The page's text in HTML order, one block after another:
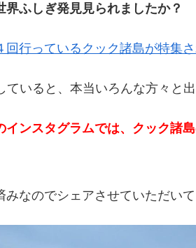
界ふしぎ発見見られましたか？
回行っているクック諸島が特集
ていると、本当いろんな方々と出
インスタグラムでは、クック諸
みなのでシェアさせていただいて